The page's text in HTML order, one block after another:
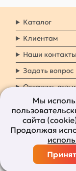
Каталог
Клиентам
Наши контакты
Задать вопрос
Оставить
8
Наши
сети
Все права
Мы
сайта
Продолжая